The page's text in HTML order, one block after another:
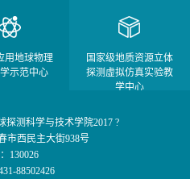
用地球物理
示范中心
国家级地质资源立体
探测虚拟仿真实验教
学中心
探测科学与技术学院2017 ?
市西民主大街938号
130026
88502426